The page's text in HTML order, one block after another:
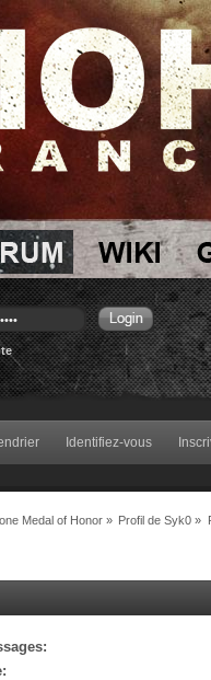
Identifiez-vous
Medal of Honor» Profil de Syk0 »